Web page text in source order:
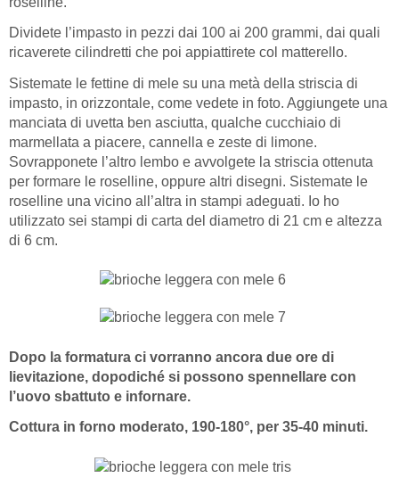
Dividete l’impasto in pezzi dai 100 ai 200 grammi, dai quali
ricaverete cilindretti che poi appiattirete col matterello.
Sistemate le fettine di mele su una metà della striscia di
impasto, in orizzontale, come vedete in foto. Aggiungete una
manciata di uvetta ben asciutta, qualche cucchiaio di
marmellata a piacere, cannella e zeste di limone.
Sovrapponete l’altro lembo e avvolgete la striscia ottenuta
per formare le roselline, oppure altri disegni. Sistemate le
roselline una vicino all’altra in stampi adeguati. Io ho
utilizzato sei stampi di carta del diametro di 21 cm e altezza
di 6 cm.
Dopo la formatura ci vorranno ancora due ore di
lievitazione, dopodiché si possono spennellare con
l’uovo sbattuto e infornare.
Cottura in forno moderato, 190-180°, per 35-40 minuti.